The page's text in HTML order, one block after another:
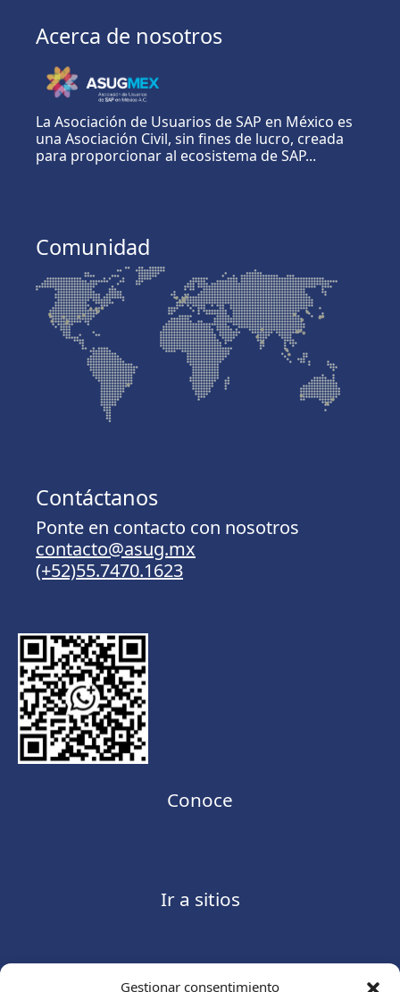
Gestionar consentimiento
Acerca de nosotros
La Asociación de Usuarios de SAP en México es
una Asociación Civil, sin fines de lucro, creada
para proporcionar al ecosistema de SAP...
Comunidad
Contáctanos
Ponte en contacto con nosotros
contacto@asug.mx
(+52)55.7470.1623
Conoce
Ir a sitios